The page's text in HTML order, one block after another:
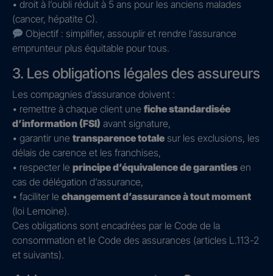
• droit à l’oubli réduit à 5 ans pour les anciens malades
(cancer, hépatite C).
Objectif : simplifier, assouplir et rendre l’assurance
emprunteur plus équitable pour tous.
3. Les obligations légales des assureurs
Les compagnies d’assurance doivent :
• remettre à chaque client une fiche standardisée
d’information (FSI) avant signature,
• garantir une transparence totale sur les exclusions, les
délais de carence et les franchises,
• respecter le principe d’équivalence de garanties en
cas de délégation d’assurance,
• faciliter le changement d’assurance à tout moment
(loi Lemoine).
Ces obligations sont encadrées par le Code de la
consommation et le Code des assurances (articles L.113-2
et suivants).